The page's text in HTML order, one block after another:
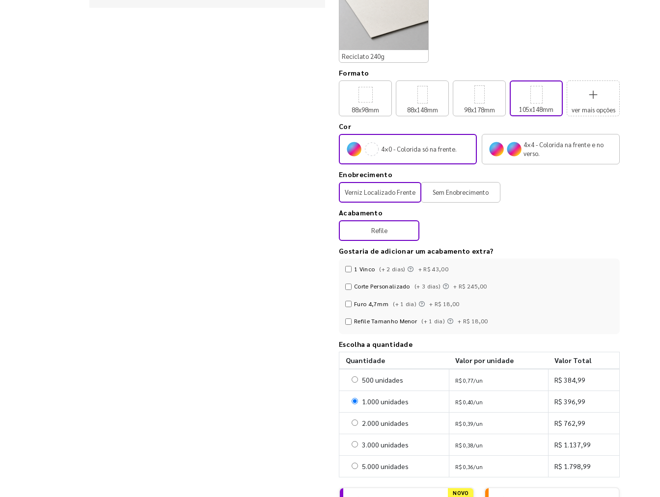
Reciclato 240g
Formato
88x98mm 88x148mm 98x178mm 105x148mm ver mais opções
Cor
4×0 - Colorida só na frente.
4×4 - Colorida na frente e no
verso.
Enobrecimento
Verniz Localizado Frente Sem Enobrecimento
Acabamento
Refile
Gostaria de adicionar um acabamento extra?
1 Vinco (+ 2 dias) + R$ 43,00
Corte Personalizado (+ 3 dias) + R$ 245,00
Furo 4,7mm (+ 1 dia) + R$ 18,00
Refile Tamanho Menor (+ 1 dia) + R$ 18,00
Escolha a quantidade
Quantidade
Valor por unidade Valor Total
Selecionar 500 unidades
500 unidades R$ 0,77/un R$ 384,99
Selecionar 1000 unidades
1.000 unidades R$ 0,40/un R$ 396,99
Selecionar 2000 unidades
2.000 unidades R$ 0,39/un R$ 762,99
Selecionar 3000 unidades
3.000 unidades R$ 0,38/un R$ 1.137,99
Selecionar 5000 unidades
5.000 unidades R$ 0,36/un R$ 1.798,99
NOVO